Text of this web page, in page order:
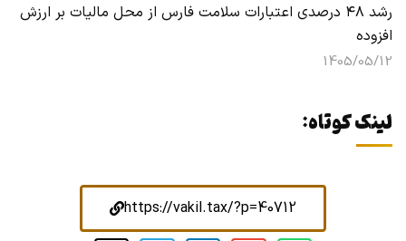
رشد ۴۸ درصدی اعتبارات سلامت فارس از محل مالیات بر ارزش
افزوده
1405/05/12
لینک کوتاه:
https://vakil.tax/?p=40712